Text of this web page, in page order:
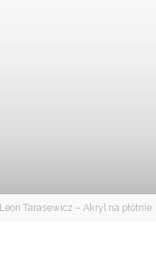
Leon Tarasewicz – Akryl na płótnie